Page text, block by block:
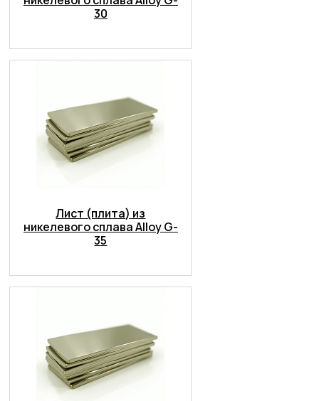
30
Лист (плита) из
никелевого сплава Alloy G-
35